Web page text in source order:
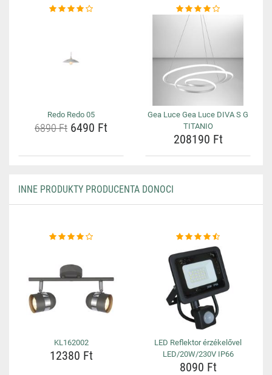
Redo Redo 05
6890 Ft 6490 Ft
Gea Luce Gea Luce DIVA S G
TITANIO
208190 Ft
INNE PRODUKTY PRODUCENTA DONOCI
KL162002
12380 Ft
LED Reflektor érzékelővel
LED/20W/230V IP66
8090 Ft